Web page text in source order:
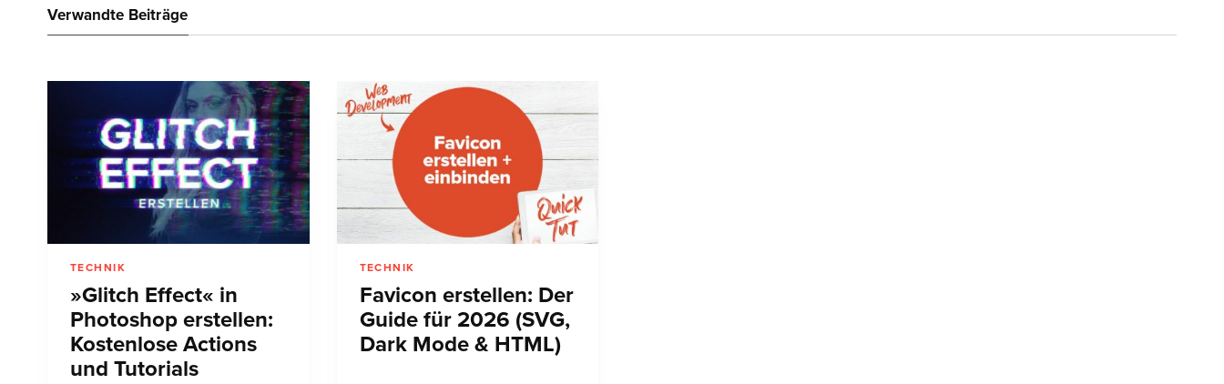
Verwandte Beiträge
TECHNIK
»Glitch Effect« in
Photoshop erstellen:
Kostenlose Actions
und Tutorials
TECHNIK
Favicon erstellen: Der
Guide für 2026 (SVG,
Dark Mode & HTML)